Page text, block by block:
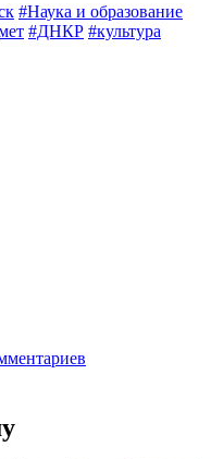
#Наука и образование
#ДНКР #культура